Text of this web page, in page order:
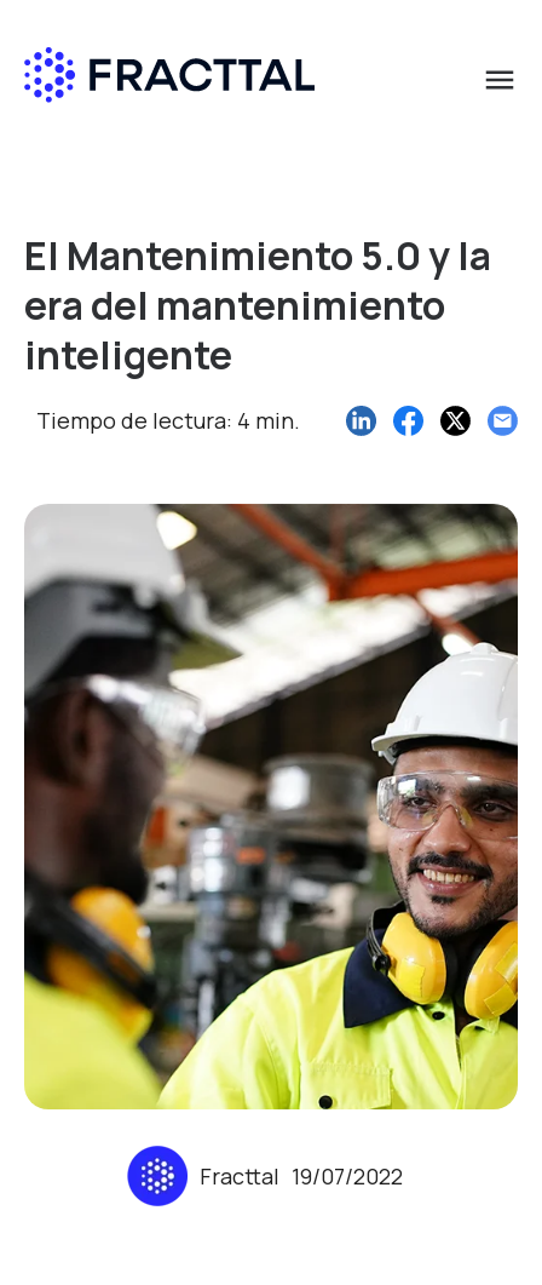
menu
El Mantenimiento 5.0 y la
era del mantenimiento
inteligente
Tiempo de lectura: 4 min.
Fracttal 19/07/2022